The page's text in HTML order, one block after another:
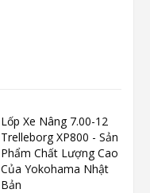
Lốp Xe Nâng 7.00-12
Trelleborg XP800 - Sản
Phẩm Chất Lượng Cao
Của Yokohama Nhật
Bản